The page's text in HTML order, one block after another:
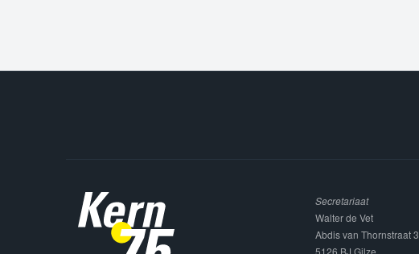
Secretariaat
Walter de Vet
Abdis van Thornstraat 3
5126 BJ Gilze